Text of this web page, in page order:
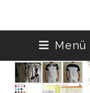
content
Menü